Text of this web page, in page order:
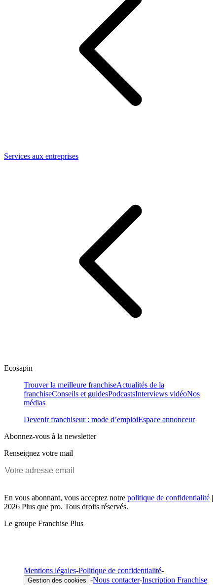
Services aux entreprises
Ecosapin
Trouver la meilleure franchiseActualités de la
franchiseConseils et guidesPodcastsInterviews vidéoNos
médias
Devenir franchiseur : mode d’emploiEspace annonceur
Abonnez-vous à la newsletter
Renseignez votre mail
En vous abonnant, vous acceptez notre politique de confidentialité |
2026 Plus que pro. Tous droits réservés.
Le groupe Franchise Plus
Mentions légales-Politique de confidentialité-
Gestion des cookies -Nous contacter-Inscription Franchise